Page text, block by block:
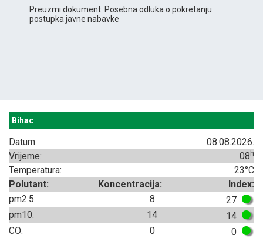
Preuzmi dokument: Posebna odluka o pokretanju
postupka javne nabavke
Bihac
Datum:
08.08.2026.
Vrijeme:
08 h
Temperatura:
23°C
Polutant:
Koncentracija:
Index:
pm2.5:
8
27
pm10:
14
14
CO:
0
0